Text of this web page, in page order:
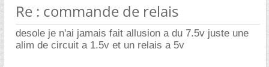
Re : commande de relais
desole je n'ai jamais fait allusion a du 7.5v juste une
alim de circuit a 1.5v et un relais a 5v